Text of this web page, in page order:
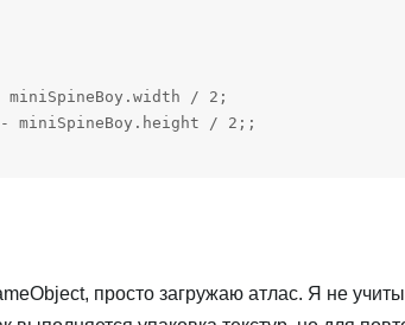
miniSpineBoy.width / 2;
miniSpineBoy.height / 2;;
просто загружаю атлас. Я не